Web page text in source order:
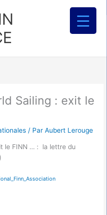
Sailing : exit le
/ ParAubert Lerouge
le FINN … : la lettre du